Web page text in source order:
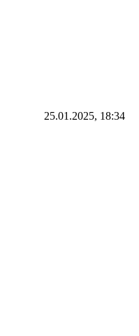
25.01.2025, 18:34